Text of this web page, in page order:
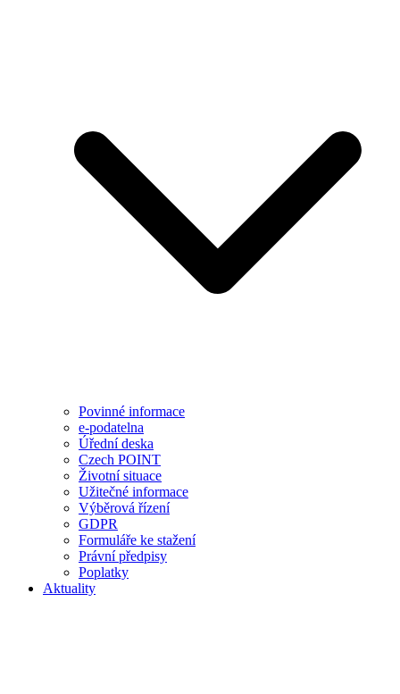
Povinné informace
e-podatelna
Úřední deska
Czech POINT
Životní situace
Užitečné informace
Výběrová řízení
GDPR
Formuláře ke stažení
Právní předpisy
Poplatky
Aktuality